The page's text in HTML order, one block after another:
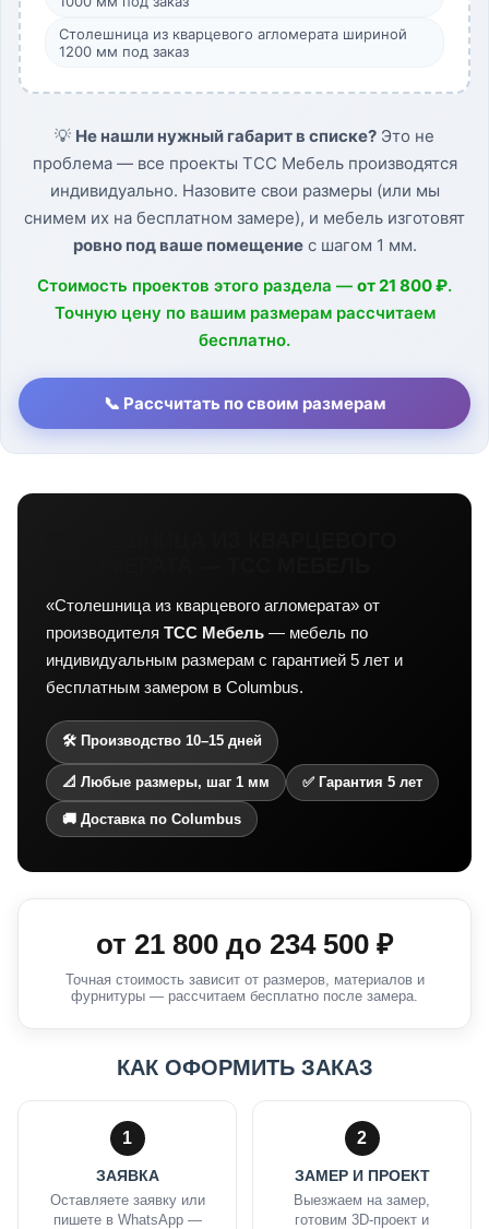
Столешница из кварцевого агломерата шириной
1200 мм под заказ
💡 Не нашли нужный габарит в списке? Это не
проблема — все проекты ТСС Мебель производятся
индивидуально. Назовите свои размеры (или мы
снимем их на бесплатном замере), и мебель изготовят
ровно под ваше помещениес шагом 1 мм.
Стоимость проектов этого раздела — от 21 800 ₽.
Точную цену по вашим размерам рассчитаем
бесплатно.
📞 Рассчитать по своим размерам
«Столешница из кварцевого агломерата» от
производителя ТСС Мебель — мебель по
индивидуальным размерам с гарантией 5 лет и
бесплатным замером в Columbus.
🛠 Производство 10–15 дней
📐 Любые размеры, шаг 1 мм ✅ Гарантия 5 лет
🚚 Доставка по Columbus
от 21 800 до 234 500 ₽
Точная стоимость зависит от размеров, материалов и
фурнитуры — рассчитаем бесплатно после замера.
КАК ОФОРМИТЬ ЗАКАЗ
1
ЗАЯВКА
Оставляете заявку или
пишете в WhatsApp —
2
ЗАМЕР И ПРОЕКТ
Выезжаем на замер,
готовим 3D-проект и